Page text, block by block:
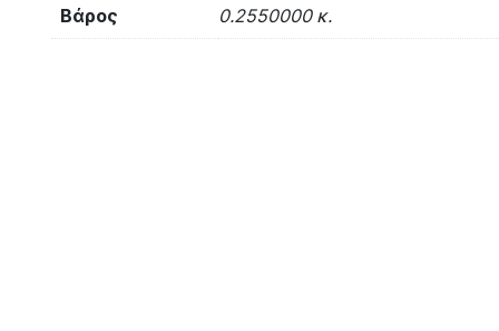
Βάρος 0.2550000 κ.